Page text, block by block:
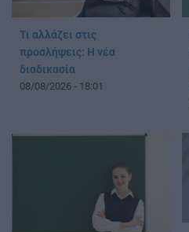
Τι αλλάζει στις
προσλήψεις: Η νέα
διαδικασία
08/08/2026 - 18:01